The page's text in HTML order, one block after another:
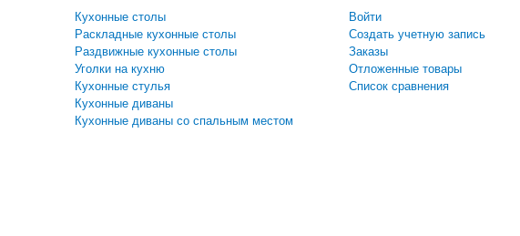
Кухонные столы
Раскладные кухонные столы
Раздвижные кухонные столы
Уголки на кухню
Кухонные стулья
Кухонные диваны
Кухонные диваны со спальным местом
Войти
Создать учетную запись
Заказы
Отложенные товары
Список сравнения